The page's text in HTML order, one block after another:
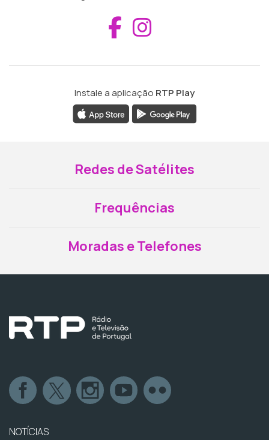
Aceder ao
Instale a aplicação RTP Play
Redes de Satélites
Frequências
Moradas e Telefones
NOTÍCIAS